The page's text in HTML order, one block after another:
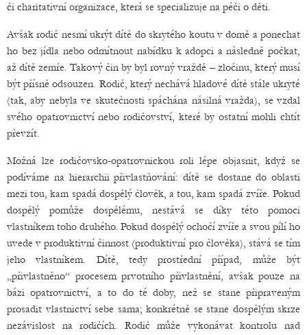
či charitativní organizace, která se specializuje na péči o děti.
Avšak rodič nesmí ukrýt dítě do skrytého koutu v domě a ponechat
ho bez jídla nebo odmítnout nabídku k adopci a následně počkat,
až dítě zemře. Takový čin by byl rovný vraždě – zločinu, který musí
být přísně odsouzen. Rodič, který nechává hladové dítě stále ukryté
(tak, aby nebyla ve skutečnosti spáchána násilná vražda), se vzdal
svého opatrovnictví nebo rodičovství, které by ostatní mohli chtít
převzít.
Možná lze rodičovsko-opatrovnickou roli lépe objasnit, když se
podíváme na hierarchii přivlastňování: dítě se dostane do oblasti
mezi tou, kam spadá dospělý člověk, a tou, kam spadá zvíře. Pokud
dospělý pomůže dospělému, nestává se díky této pomoci
vlastníkem toho druhého. Pokud dospělý ochočí zvíře a svou pílí ho
uvede v produktivní činnost (produktivní pro člověka), stává se tím
jeho vlastníkem. Dítě, tedy prostřední případ, může být
„přivlastněno“ procesem prvotního přivlastnění, avšak pouze na
bázi opatrovnictví, a to do té doby, než se stane připraveným
prosadit vlastnictví sebe sama; konkrétně se stane dospělým skrze
nezávislost na rodičích. Rodič může vykonávat kontrolu nad